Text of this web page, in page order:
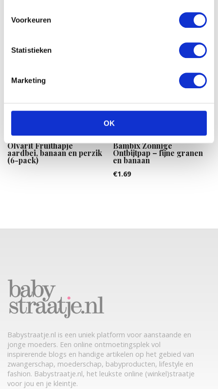
Voorkeuren
Statistieken
Marketing
OK
Olvarit Fruithapje
aardbei, banaan en perzik
(6-pack)
Bambix Zonnige
Ontbijtpap – fijne granen
en banaan
€1.69
Babystraatje.nl is een uniek platform voor aanstaande en
jonge moeders. Een online ontmoetingsplek vol
inspirerende blogs en handige artikelen op het gebied van
zwangerschap, moederschap, babyproducten, lifestyle en
fashion. Babystraatje.nl, het leukste online (winkel)straatje
voor jou en je kleintje.